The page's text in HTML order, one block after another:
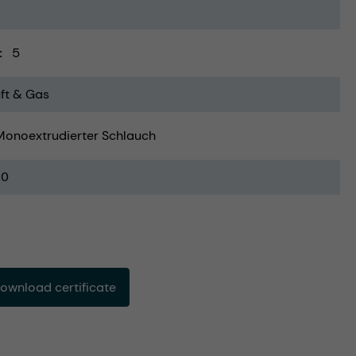
5
& Gas
Schlauch
certificate